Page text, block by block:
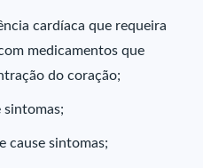
cardíaca que requeira
medicamentos que
do coração;
sintomas;
cause sintomas;